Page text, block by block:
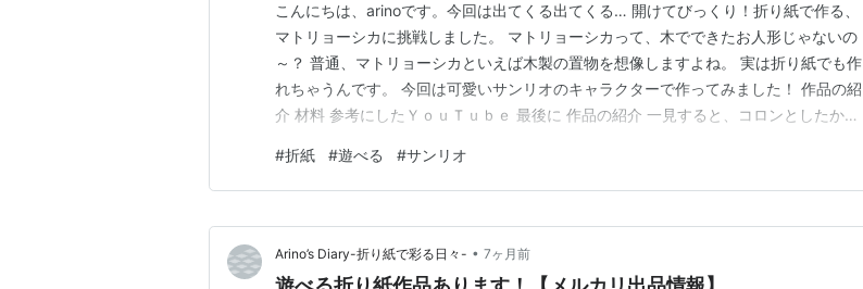
こんにちは、arinoです。今回は出てくる出てくる… 開けてびっくり！折り紙で作る、
マトリョーシカに挑戦しました。 マトリョーシカって、木でできたお人形じゃないの
～？ 普通、マトリョーシカといえば木製の置物を想像しますよね。 実は折り紙でも作
れちゃうんです。 今回は可愛いサンリオのキャラクターで作ってみました！ 作品の紹
介 材料 参考にしたＹｏｕＴｕｂｅ 最後に 作品の紹介 一見すると、コロンとしたかわ
になってるんです！中からさらに小さなキャラクターが次々と現る様子は、まさにマト
リョーシカですよね。 全部並べてみると…
#折紙 #遊べる #サンリオ
Arino’s Diary-折り紙で彩る日々- • 7ヶ月前